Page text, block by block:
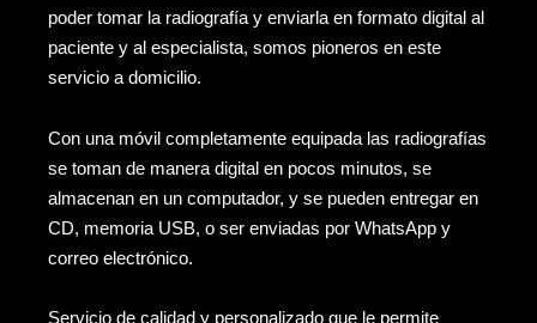
poder tomar la radiografía y enviarla en formato digital al
paciente y al especialista, somos pioneros en este
servicio a domicilio.
Con una móvil completamente equipada las radiografías
se toman de manera digital en pocos minutos, se
almacenan en un computador, y se pueden entregar en
CD, memoria USB, o ser enviadas por WhatsApp y
correo electrónico.
Servicio de calidad y personalizado que le permite